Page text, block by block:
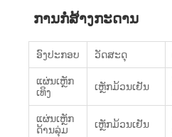
ການກໍ່ສ້າງກະດານ
ອົງປະກອບ ວັດສະດຸ
ແຜ່ນເຫຼັກ
ເທິງ
ເຫຼັກມ້ວນເຢັນ
ແຜ່ນເຫຼັກ
ດ້ານລຸ່ມ
ເຫຼັກມ້ວນເຢັນ